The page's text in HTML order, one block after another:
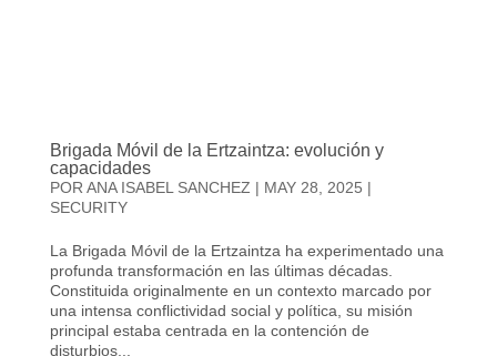
Brigada Móvil de la Ertzaintza: evolución y
capacidades
POR ANA ISABEL SANCHEZ | MAY 28, 2025 |
SECURITY
La Brigada Móvil de la Ertzaintza ha experimentado una
profunda transformación en las últimas décadas.
Constituida originalmente en un contexto marcado por
una intensa conflictividad social y política, su misión
principal estaba centrada en la contención de
disturbios...